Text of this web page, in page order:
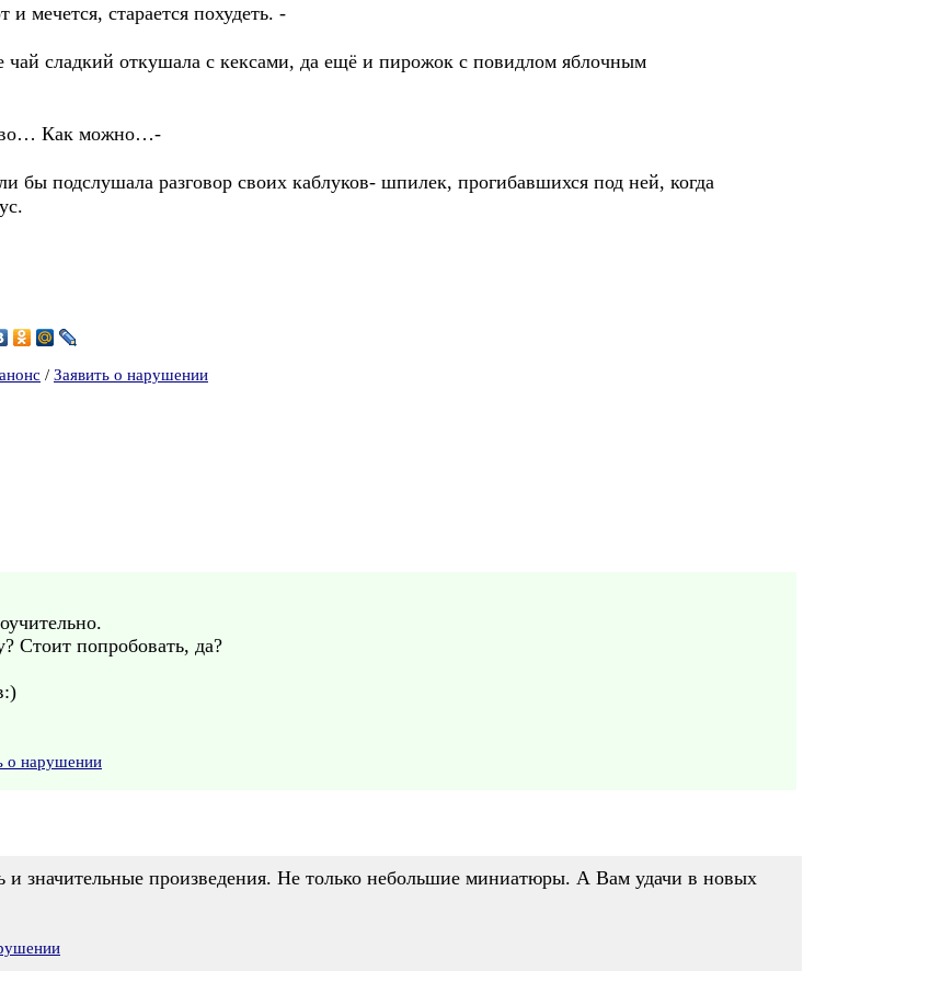
мечется, старается похудеть. -
сладкий откушала с кексами, да ещё и пирожок с повидлом яблочным
Как можно…-
бы подслушала разговор своих каблуков- шпилек, прогибавшихся под ней, когда
/ Заявить о нарушении
Стоит попробовать, да?
о нарушении
и значительные произведения. Не только небольшие миниатюры. А Вам удачи в новых